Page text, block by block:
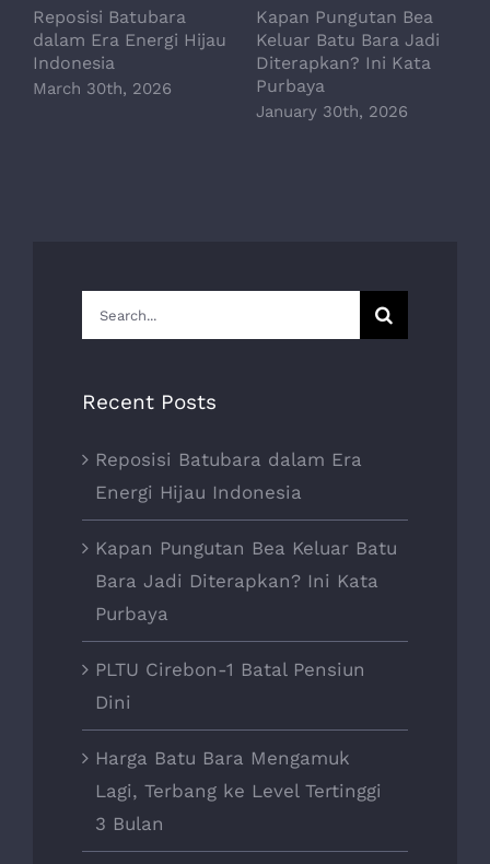
Reposisi Batubara
dalam Era Energi Hijau
Indonesia
March 30th, 2026
Kapan Pungutan Bea
Keluar Batu Bara Jadi
Diterapkan? Ini Kata
Purbaya
January 30th, 2026
Search
for:
Recent Posts
Reposisi Batubara dalam Era
Energi Hijau Indonesia
Kapan Pungutan Bea Keluar Batu
Bara Jadi Diterapkan? Ini Kata
Purbaya
PLTU Cirebon-1 Batal Pensiun
Dini
Harga Batu Bara Mengamuk
Lagi, Terbang ke Level Tertinggi
3 Bulan